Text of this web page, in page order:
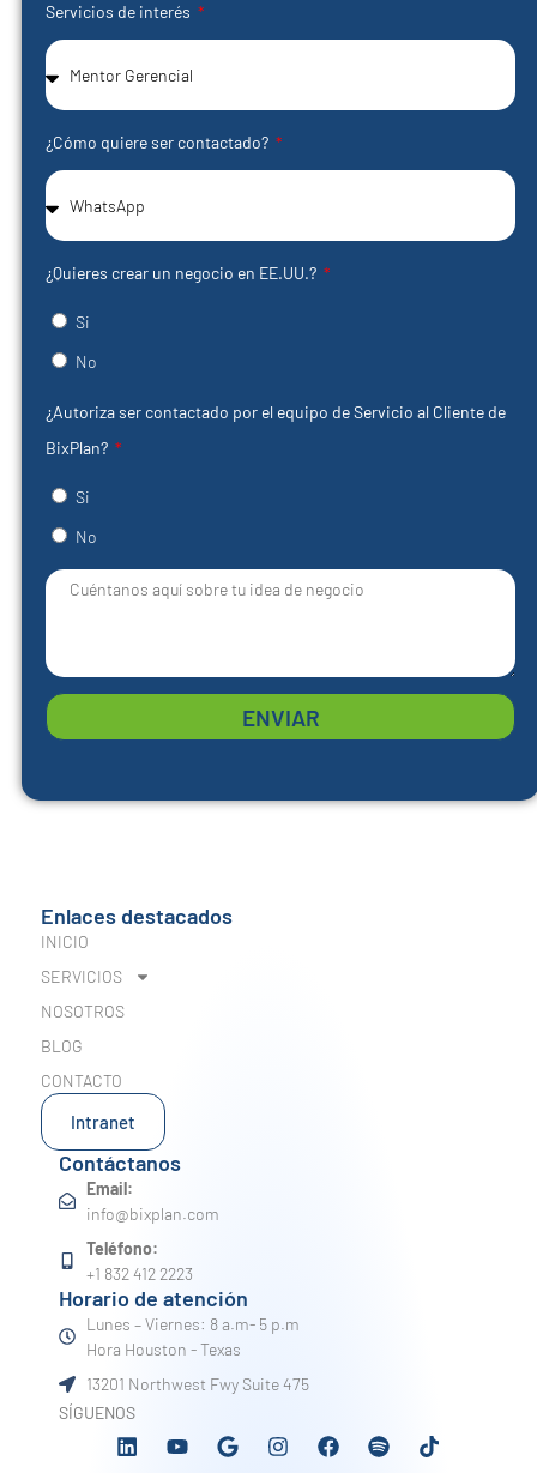
Servicios de interés
¿Cómo quiere ser contactado?
¿Quieres crear un negocio en EE.UU.?
Si
No
¿Autoriza ser contactado por el equipo de Servicio al Cliente de
BixPlan?
Si
No
ENVIAR
Enlaces destacados
INICIO
SERVICIOS
NOSOTROS
BLOG
CONTACTO
Intranet
Contáctanos
Email:
info@bixplan.com
Teléfono:
+1 832 412 2223
Horario de atención
Lunes – Viernes: 8 a.m- 5 p.m
Hora Houston - Texas
13201 Northwest Fwy Suite 475
SÍGUENOS